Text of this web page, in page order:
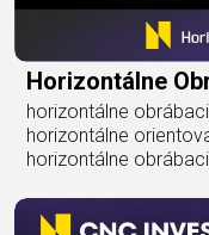
Horizontálne
horizontálne
horizontálne
horizontálne